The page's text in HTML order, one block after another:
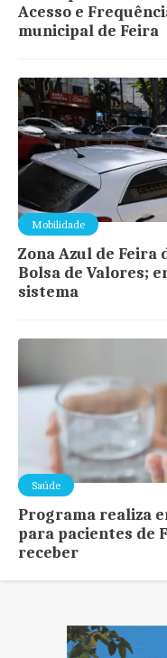
Acesso e
municipal de Feira
Mobilidade
Zona Azul de Feira
Bolsa de Valores;
sistema
Saúde
Programa realiza
para pacientes de
receber